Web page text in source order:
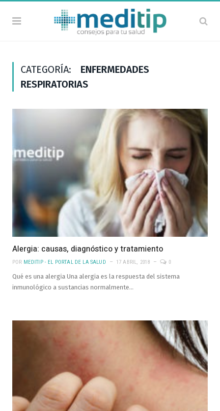
CATEGORÍA:
ENFERMEDADES
RESPIRATORIAS
Alergia: causas, diagnóstico y tratamiento
POR MEDITIP - EL PORTAL DE LA SALUD 17 ABRIL, 2018 0
Qué es una alergia Una alergia es la respuesta del sistema
inmunológico a sustancias normalmente…